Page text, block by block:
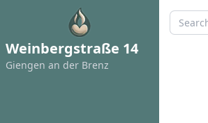
Weinbergstraße 14
Giengen an der Brenz